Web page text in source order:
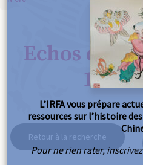
Echos de la
1960
Retour à la recherche
L’IRFA vous prépare
ressources sur l’histoire
Pour ne rien rater,